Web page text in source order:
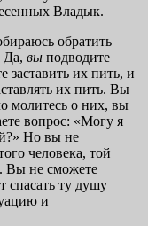
Владык.
обратить
Да, вы подводите
их пить, и
их пить. Вы
молитесь о них, вы
вопрос: «Могу я
Но вы не
человека, той
Вы не сможете
спасать ту душу
и